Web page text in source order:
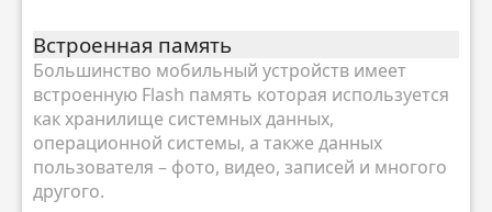
Встроенная память
Большинство мобильный устройств имеет
встроенную Flash память которая используется
как хранилище системных данных,
операционной системы, а также данных
пользователя – фото, видео, записей и многого
другого.